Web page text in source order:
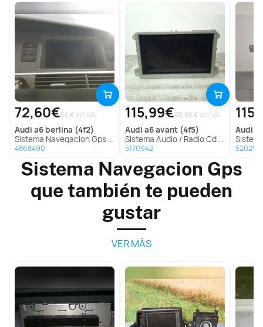
72,60€60 € sin IVA
audi a6 berlina (4f2)
Sistema Navegacion Gps Para Audi A6 Berlina
4868490
115,99€95.86 € sin IVA
audi a6 avant (4f5)
Sistema Audio / Radio Cd para Audi A6 Avant (4F5)
5170942
audi
Sistema
Sistema Navegacion Gps
que también te pueden
gustar
VER MÁS